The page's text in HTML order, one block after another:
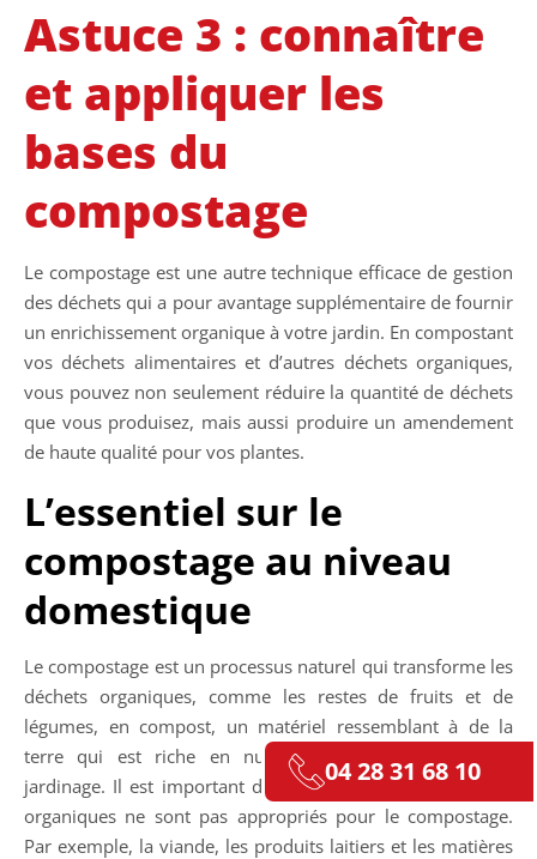
Astuce 3 : connaître
et appliquer les
bases du
compostage
Le compostage est une autre technique efficace de gestion
des déchets qui a pour avantage supplémentaire de fournir
un enrichissement organique à votre jardin. En compostant
vos déchets alimentaires et d’autres déchets organiques,
vous pouvez non seulement réduire la quantité de déchets
que vous produisez, mais aussi produire un amendement
de haute qualité pour vos plantes.
L’essentiel sur le
compostage au niveau
domestique
Le compostage est un processus naturel qui transforme les
déchets organiques, comme les restes de fruits et de
légumes, en compost, un matériel ressemblant à de la
terre qui est riche en nutriments et parfait pour le
jardinage. Il est important de savoir que tous les déchets
organiques ne sont pas appropriés pour le compostage.
Par exemple, la viande, les produits laitiers et les matières
04 28 31 68 10